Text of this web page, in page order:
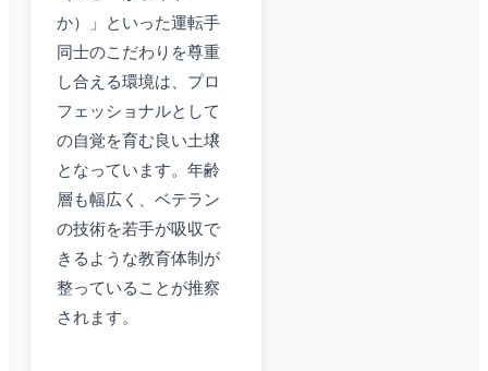
か）」といった運転手
同士のこだわりを尊重
し合える環境は、プロ
フェッショナルとして
の自覚を育む良い土壌
となっています。年齢
層も幅広く、ベテラン
の技術を若手が吸収で
きるような教育体制が
整っていることが推察
されます。